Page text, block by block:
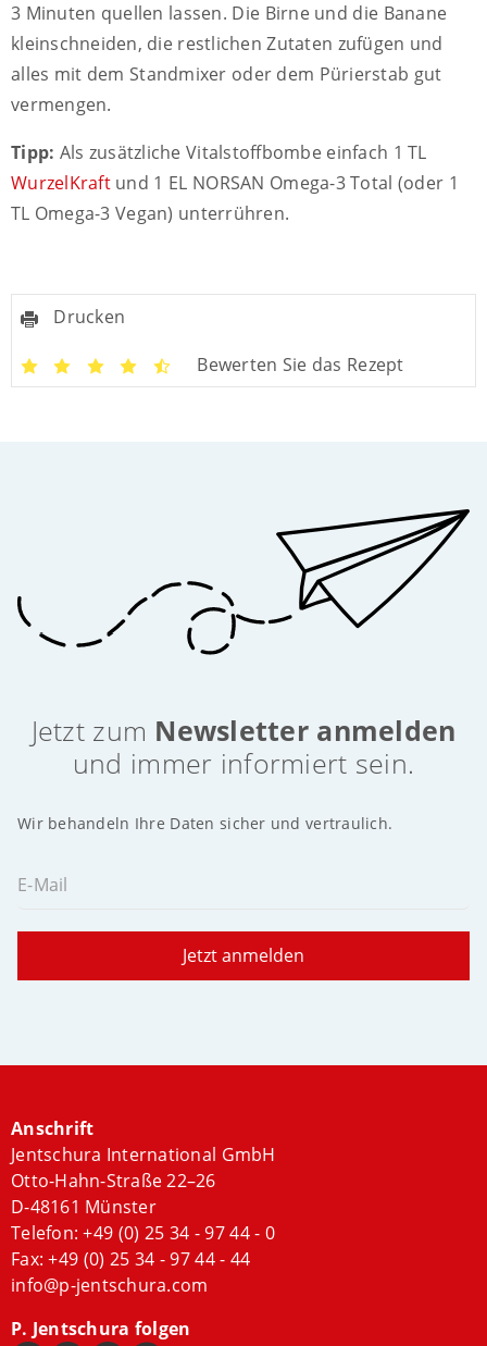
3 Minuten quellen lassen. Die Birne und die Banane
kleinschneiden, die restlichen Zutaten zufügen und
alles mit dem Standmixer oder dem Pürierstab gut
vermengen.
Tipp: Als zusätzliche Vitalstoffbombe einfach 1 TL
WurzelKraftund 1 EL NORSAN Omega-3 Total (oder 1
TL Omega-3 Vegan) unterrühren.
Drucken
Bewerten Sie das Rezept
Jetzt zum Newsletter anmelden
und immer informiert sein.
Wir behandeln Ihre Daten sicher und vertraulich.
E-Mail
Jetzt anmelden
Anschrift
Jentschura International GmbH
Otto-Hahn-Straße 22–26
D-48161 Münster
Telefon:+49 (0) 25 34 - 97 44 - 0
Fax: +49 (0) 25 34 - 97 44 - 44
info@p-jentschura.com
P. Jentschura folgen